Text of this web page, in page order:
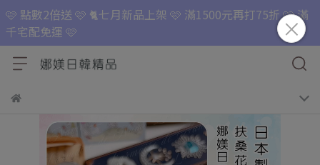
🩷 點數2倍送 🩷 🐈七月新品上架 🩷 滿1500元再打75折 🩷 滿
千宅配免運 🩷